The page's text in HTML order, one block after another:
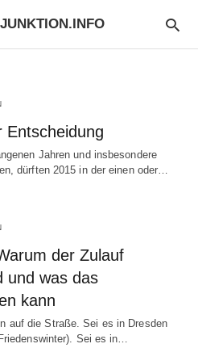
Entscheidung
Jahren und insbesondere
dürften 2015 in der einen oder…
der Zulauf
und was das
kann
auf die Straße. Sei es in Dresden
Sei es in…